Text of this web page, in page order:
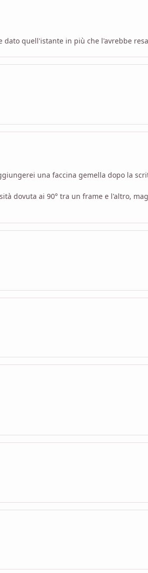
quell'istante in più che l'avrebbe
una faccina gemella dopo la
dovuta ai 90° tra un frame e l'altro,